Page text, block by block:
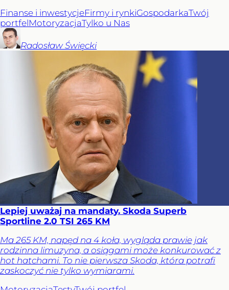
Finanse i inwestycjeFirmy i rynkiGospodarkaTwój
portfelMotoryzacjaTylko u Nas
Radosław Święcki
Lepiej uważaj na mandaty. Skoda Superb
Sportline 2.0 TSI 265 KM
Ma 265 KM, napęd na 4 koła, wygląda prawie jak
rodzinna limuzyna, a osiągami może konkurować z
hot hatchami. To nie pierwsza Skoda, która potrafi
zaskoczyć nie tylko wymiarami.